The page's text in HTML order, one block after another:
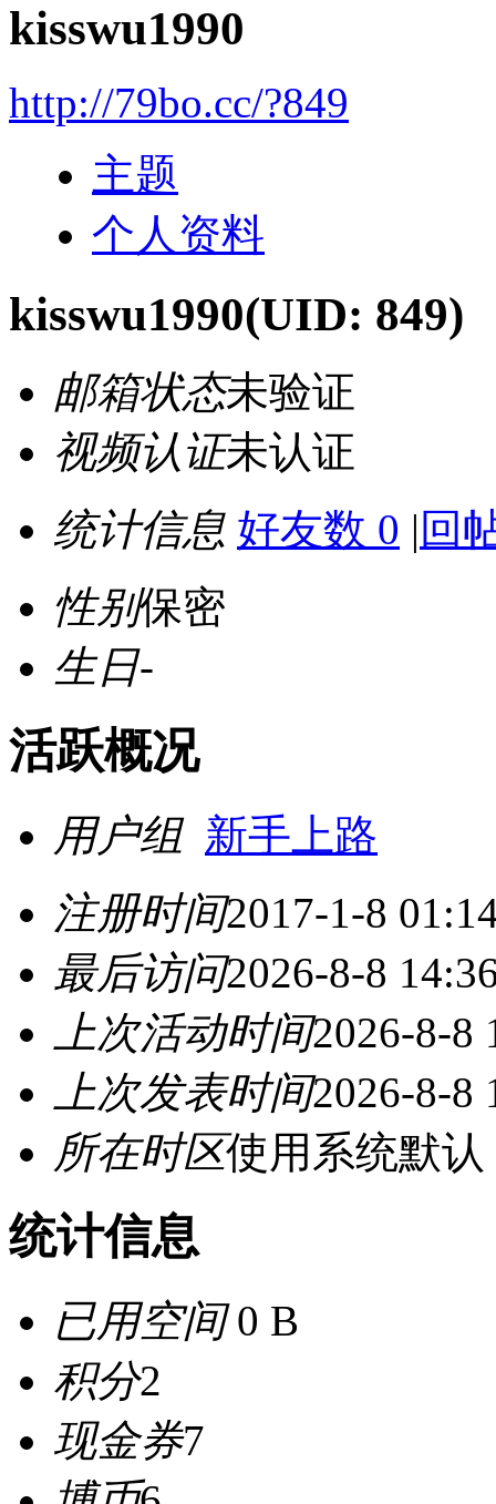
kisswu1990
http://79bo.cc/?849
主题
个人资料
kisswu1990(UID: 849)
邮箱状态未验证
视频认证未认证
统计信息 好友数 0 | 回
性别保密
生日-
活跃概况
用户组 新手上路
注册时间2017-1-8
最后访问2026-8-8
上次活动时间2026-8-8
上次发表时间2026-8-8
所在时区使用系统默认
统计信息
已用空间0 B
积分2
现金券7